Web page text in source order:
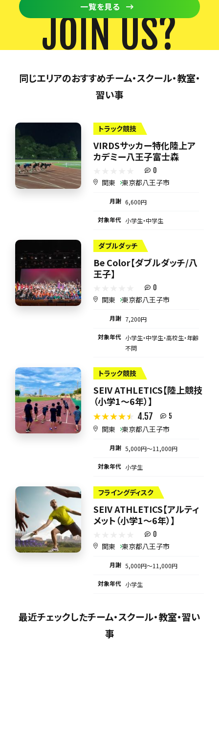
一覧を見る
JOIN US?
同じエリアのおすすめチーム・スクール・教室・
習い事
トラック競技
VIRDSサッカー特化陸上ア
カデミー八王子富士森
0
関東 東京都八王子市
月謝 6,600円
対象年代 小学生・中学生
ダブルダッチ
Be Color【ダブルダッチ/八
王子】
0
関東 東京都八王子市
月謝 7,200円
対象年代 小学生・中学生・高校生・年齢
不問
トラック競技
SEIV ATHLETICS【陸上競技
（小学1〜6年）】
4.57 5
関東 東京都八王子市
月謝 5,000円〜11,000円
対象年代 小学生
フライングディスク
SEIV ATHLETICS【アルティ
メット（小学1〜6年）】
0
関東 東京都八王子市
月謝 5,000円〜11,000円
対象年代 小学生
最近チェックしたチーム・スクール・教室・習い
事